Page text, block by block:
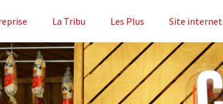
La Tribu Les Plus Site internet